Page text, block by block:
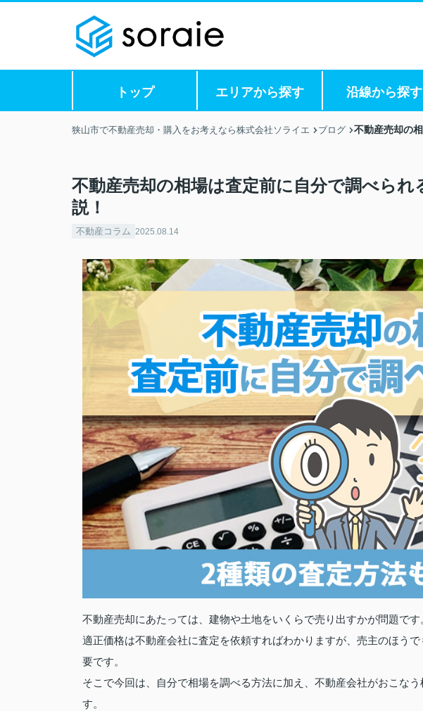
トップ エリアから探す 沿線から探す
狭山市で不動産売却・購入をお考えなら株式会社ソライエ ブログ 不動産売却の
不動産売却の相場は査定前に自分で調べられ
説！
不動産コラム 2025.08.14
不動産売却にあたっては、建物や土地をいくらで売り出すかが問題です
適正価格は不動産会社に査定を依頼すればわかりますが、売主のほう
要です。
そこで今回は、自分で相場を調べる方法に加え、不動産会社がおこな
す。